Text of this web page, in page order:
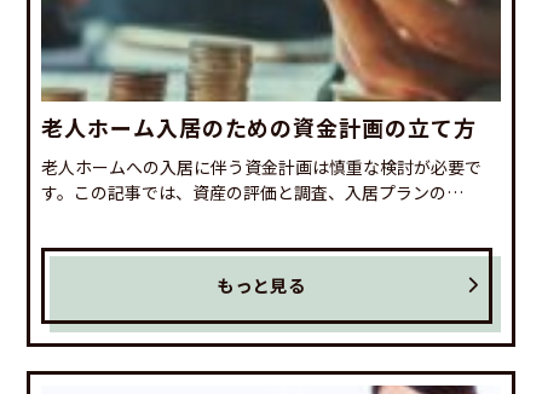
老人ホーム入居のための資金計画の立て方
老人ホームへの入居に伴う資金計画は慎重な検討が必要で
す。この記事では、資産の評価と調査、入居プランの…
もっと見る